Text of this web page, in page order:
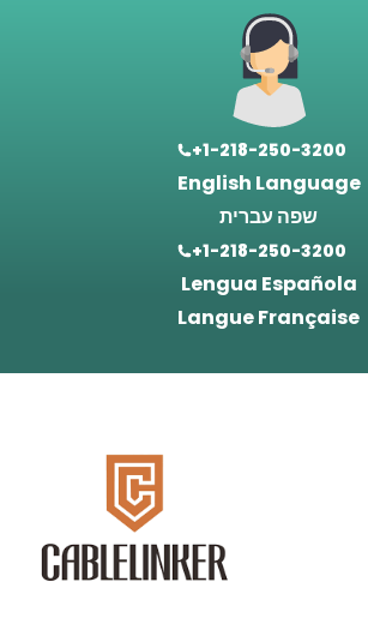
+1-218-250-3200
English Language
שפה עברית
+1-218-250-3200
Lengua Española
Langue Française